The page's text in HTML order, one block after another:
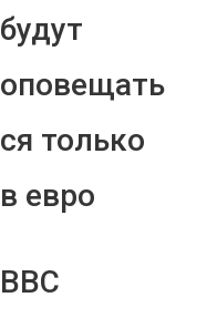
будут
оповещать
ся только
в евро
ВВС